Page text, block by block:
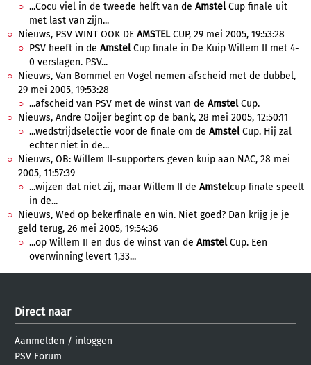
...Cocu viel in de tweede helft van de AmstelCup finale uit
met last van zijn...
Nieuws, PSV WINT OOK DE AMSTELCUP, 29 mei 2005, 19:53:28
PSV heeft in de AmstelCup finale in De Kuip Willem II met 4-
0 verslagen. PSV...
Nieuws, Van Bommel en Vogel nemen afscheid met de dubbel,
29 mei 2005, 19:53:28
...afscheid van PSV met de winst van de AmstelCup.
Nieuws, Andre Ooijer begint op de bank, 28 mei 2005, 12:50:11
...wedstrijdselectie voor de finale om de AmstelCup. Hij zal
echter niet in de...
Nieuws, OB: Willem II-supporters geven kuip aan NAC, 28 mei
2005, 11:57:39
...wijzen dat niet zij, maar Willem II de Amstelcup finale speelt
in de...
Nieuws, Wed op bekerfinale en win. Niet goed? Dan krijg je je
geld terug, 26 mei 2005, 19:54:36
...op Willem II en dus de winst van de AmstelCup. Een
overwinning levert 1,33...
Direct naar
Aanmelden / inloggen
PSV Forum